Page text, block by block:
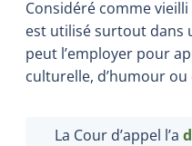
Considéré comme
est utilisé surtout dans
peut l’employer pour
culturelle, d’humour ou
La Cour d’appel l’a